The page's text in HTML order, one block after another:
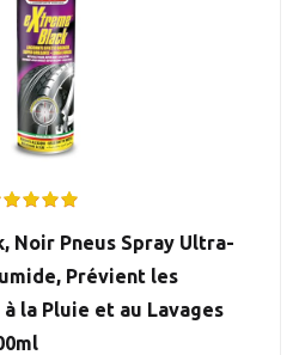
Noir Pneus Spray Ultra-
Prévient les
la Pluie et au Lavages